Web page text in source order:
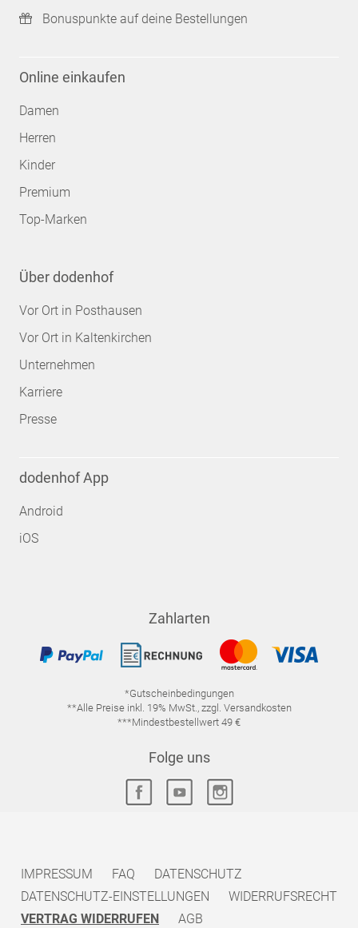
Bonuspunkte auf deine Bestellungen
Online einkaufen
Damen
Herren
Kinder
Premium
Top-Marken
Über dodenhof
Vor Ort in Posthausen
Vor Ort in Kaltenkirchen
Unternehmen
Karriere
Presse
dodenhof App
Android
iOS
Zahlarten
*Gutscheinbedingungen
**Alle Preise inkl. 19% MwSt., zzgl. Versandkosten
***Mindestbestellwert 49 €
Folge uns
IMPRESSUM FAQ
DATENSCHUTZ
DATENSCHUTZ-EINSTELLUNGEN
WIDERRUFSRECHT
VERTRAG WIDERRUFEN
AGB